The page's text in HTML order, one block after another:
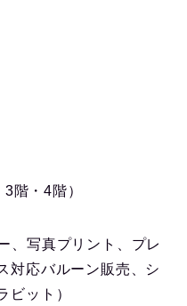
階・4階）
、写真プリント、プレ
対応バルーン販売、シ
ビット）